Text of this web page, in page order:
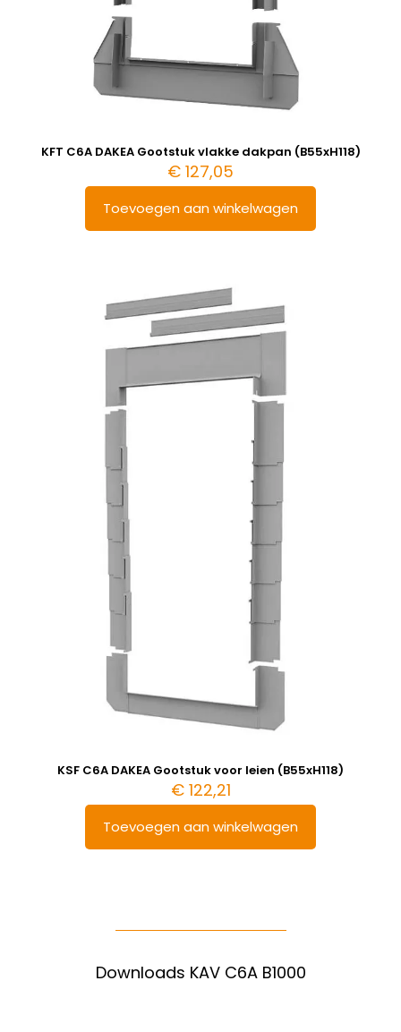
KFT C6A DAKEA Gootstuk vlakke dakpan (B55xH118)
€ 127,05
Toevoegen aan winkelwagen
KSF C6A DAKEA Gootstuk voor leien (B55xH118)
€122,21
Toevoegen aan winkelwagen
Downloads KAV C6A B1000